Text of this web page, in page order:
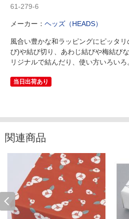
61-279-6
メーカー：ヘッズ（HEADS）
風合い豊かな和ラッピングにピッタ
び)や結び切り、あわじ結びや梅結び
リジナルで結んだり、使い方いろいろ
当日出荷あり
関連商品